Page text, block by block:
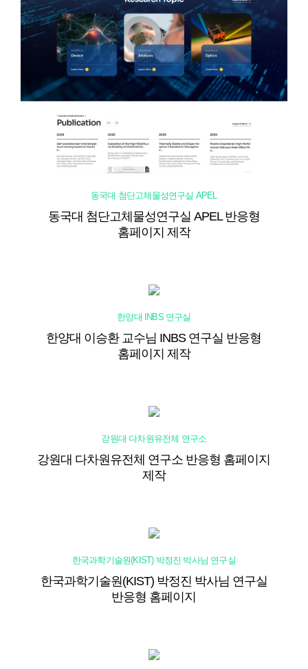
동국대 첨단고체물성연구실 APEL
동국대 첨단고체물성연구실 APEL 반응형
홈페이지 제작
한양대 INBS 연구실
한양대 이승환 교수님 INBS 연구실 반응형
홈페이지 제작
강원대 다차원유전체 연구소
강원대 다차원유전체 연구소 반응형 홈페이지
제작
한국과학기술원(KIST) 박정진 박사님 연구실
한국과학기술원(KIST) 박정진 박사님 연구실
반응형 홈페이지